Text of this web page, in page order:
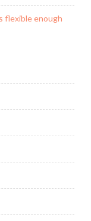
flexible enough